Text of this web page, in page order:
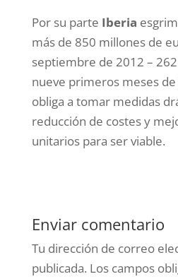
Por su parte Iberia
más de 850 millones de
septiembre de 2012 –
nueve primeros meses
obliga a tomar medidas
reducción de costes y
unitarios para ser viable.
Enviar comentario
Tu dirección de correo
publicada. Los campos